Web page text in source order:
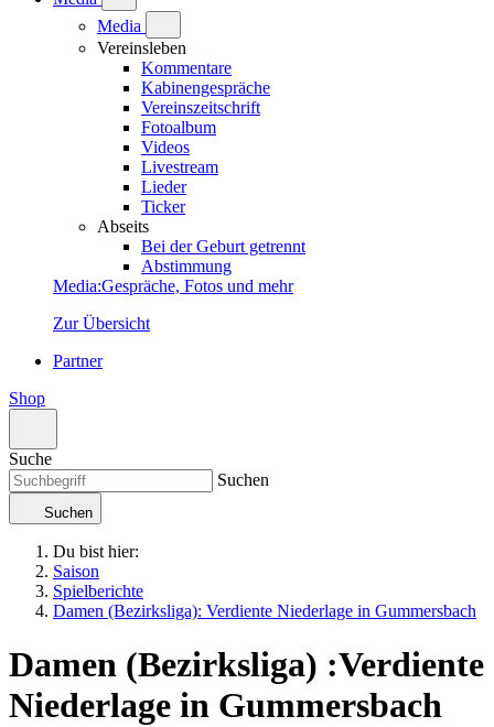
Media
Vereinsleben
Kommentare
Kabinengespräche
Vereinszeitschrift
Fotoalbum
Videos
Livestream
Lieder
Ticker
Abseits
Bei der Geburt getrennt
Abstimmung
Media:Gespräche, Fotos und mehr
Zur Übersicht
Partner
Shop
Suche
Suchen
Suchen
Du bist hier:
Saison
Spielberichte
Damen (Bezirksliga): Verdiente Niederlage in Gummersbach
Damen (Bezirksliga) :Verdiente
Niederlage in Gummersbach